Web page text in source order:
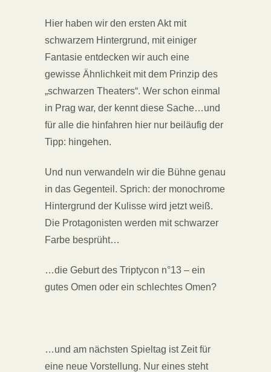
Hier haben wir den ersten Akt mit
schwarzem Hintergrund, mit einiger
Fantasie entdecken wir auch eine
gewisse Ähnlichkeit mit dem Prinzip des
„schwarzen Theaters“. Wer schon einmal
in Prag war, der kennt diese Sache…und
für alle die hinfahren hier nur beiläufig der
Tipp: hingehen.
Und nun verwandeln wir die Bühne genau
in das Gegenteil. Sprich: der monochrome
Hintergrund der Kulisse wird jetzt weiß.
Die Protagonisten werden mit schwarzer
Farbe besprüht…
…die Geburt des Triptycon n°13 – ein
gutes Omen oder ein schlechtes Omen?
…und am nächsten Spieltag ist Zeit für
eine neue Vorstellung. Nur eines steht